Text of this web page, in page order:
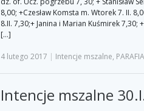
8,00; +Czesław Komsta m. Wtorek 7. II.
8.II. 7,30;+ Janina i Marian Kuśmirek 7,30;
[…]
4 lutego 2017 | Intencje mszalne, PARAFIA
Intencje mszalne